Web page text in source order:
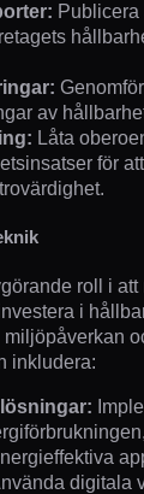
av
Låta
för
roll i att
i
inkludera:
digitala